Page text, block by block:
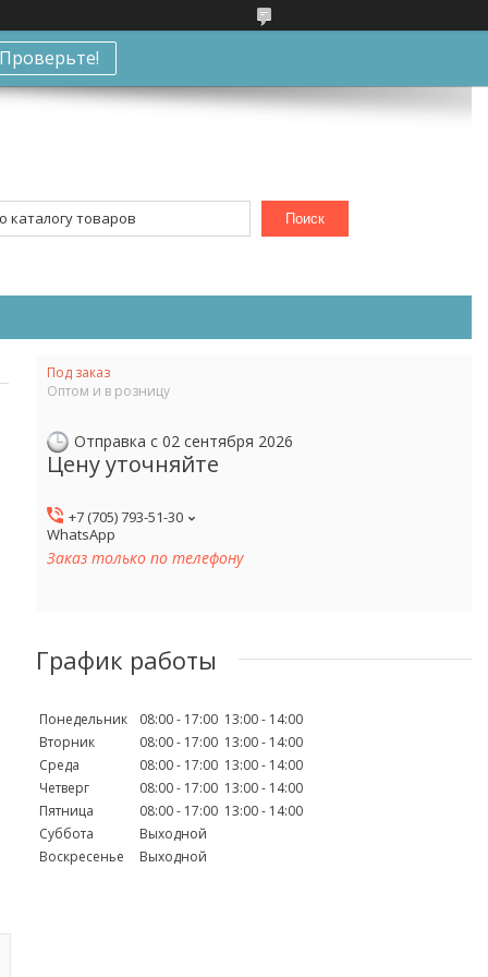
Проверьте!
Поиск
Под заказ
Оптом и в розницу
Отправка с 02 сентября 2026
Цену уточняйте
+7 (705) 793-51-30
WhatsApp
Заказ только по телефону
График работы
Понедельник 08:00 17:00 13:00
14:00
Вторник
08:00 17:00 13:00
14:00
Среда
08:00 17:00 13:00
14:00
Четверг
08:00 17:00 13:00
14:00
Пятница
08:00 17:00 13:00
14:00
Суббота
Выходной
Воскресенье
Выходной